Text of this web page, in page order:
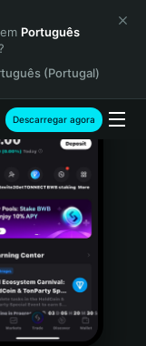
Português
(Portugal)
Descarregar agora